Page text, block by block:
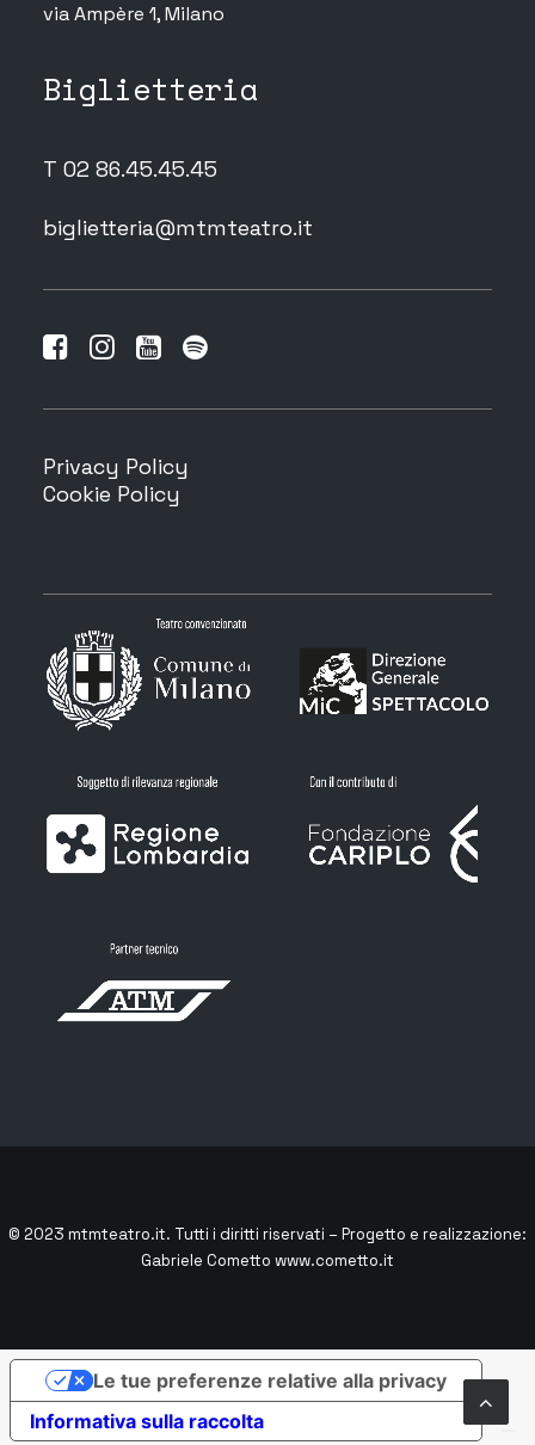
via Ampère 1, Milano
Biglietteria
T 02 86.45.45.45
biglietteria@mtmteatro.it
Privacy Policy
Cookie Policy
© 2023 mtmteatro.it. Tutti i diritti riservati – Progetto e realizzazione:
Gabriele Cometto www.cometto.it
Informativa sulla raccolta
Le tue preferenze relative alla privacy